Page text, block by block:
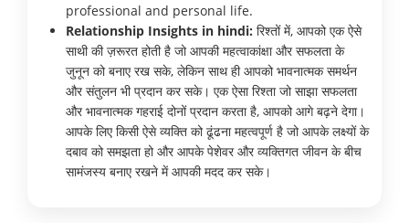
professional and personal life.
Relationship Insights in hindi: रिश्तों में, आपको एक ऐसे
साथी की ज़रूरत होती है जो आपकी महत्वाकांक्षा और सफलता के
जुनून को बनाए रख सके, लेकिन साथ ही आपको भावनात्मक समर्थन
और संतुलन भी प्रदान कर सके। एक ऐसा रिश्ता जो साझा सफलता
और भावनात्मक गहराई दोनों प्रदान करता है, आपको आगे बढ़ने देगा।
आपके लिए किसी ऐसे व्यक्ति को ढूंढना महत्वपूर्ण है जो आपके लक्ष्यों के
दबाव को समझता हो और आपके पेशेवर और व्यक्तिगत जीवन के बीच
सामंजस्य बनाए रखने में आपकी मदद कर सके।